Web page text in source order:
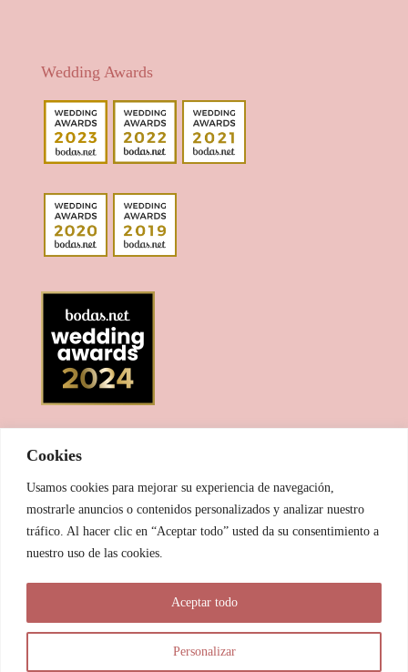
Cookies
Usamos cookies para mejorar su experiencia de navegación,
mostrarle anuncios o contenidos personalizados y analizar nuestro
tráfico. Al hacer clic en “Aceptar todo” usted da su consentimiento a
nuestro uso de las cookies.
Personalizar
Aceptar todo
Wedding Awards
© 2025 Las Pitxiak de la Cabra
María Temprano Sanjurjo | C/ Río Aliste nº 2B, 49190, Morales
del Vino - Zamora